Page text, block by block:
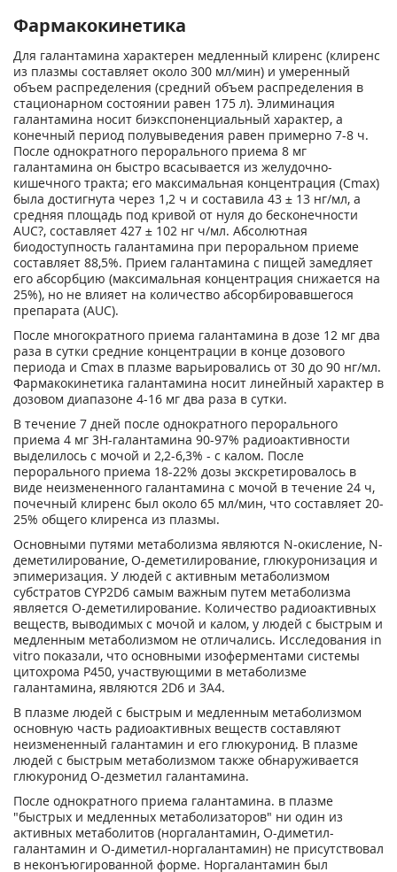
Фармакокинетика
Для галантамина характерен медленный клиренс (клиренс
из плазмы составляет около 300 мл/мин) и умеренный
объем распределения (средний объем распределения в
стационарном состоянии равен 175 л). Элиминация
галантамина носит биэкспоненциальный характер, а
конечный период полувыведения равен примерно 7-8 ч.
После однократного перорального приема 8 мг
галантамина он быстро всасывается из желудочно-
кишечного тракта; его максимальная концентрация (Сmах)
была достигнута через 1,2 ч и составила 43 ± 13 нг/мл, а
средняя площадь под кривой от нуля до бесконечности
AUC?, составляет 427 ± 102 нг ч/мл. Абсолютная
биодоступность галантамина при пероральном приеме
составляет 88,5%. Прием галантамина с пищей замедляет
его абсорбцию (максимальная концентрация снижается на
25%), но не влияет на количество абсорбировавшегося
препарата (AUC).
После многократного приема галантамина в дозе 12 мг два
раза в сутки средние концентрации в конце дозового
периода и Сmах в плазме варьировались от 30 до 90 нг/мл.
Фармакокинетика галантамина носит линейный характер в
дозовом диапазоне 4-16 мг два раза в сутки.
В течение 7 дней после однократного перорального
приема 4 мг 3Н-галантамина 90-97% радиоактивности
выделилось с мочой и 2,2-6,3% - с калом. После
перорального приема 18-22% дозы экскретировалось в
виде неизмененного галантамина с мочой в течение 24 ч,
почечный клиренс был около 65 мл/мин, что составляет 20-
25% общего клиренса из плазмы.
Основными путями метаболизма являются N-окисление, N-
деметилирование, О-деметилирование, глюкуронизация и
эпимеризация. У людей с активным метаболизмом
субстратов CYP2D6 самым важным путем метаболизма
является О-деметилирование. Количество радиоактивных
веществ, выводимых с мочой и калом, у людей с быстрым и
медленным метаболизмом не отличались. Исследования in
vitro показали, что основными изоферментами системы
цитохрома Р450, участвующими в метаболизме
галантамина, являются 2D6 и 3А4.
В плазме людей с быстрым и медленным метаболизмом
основную часть радиоактивных веществ составляют
неизмененный галантамин и его глюкуронид. В плазме
людей с быстрым метаболизмом также обнаруживается
глюкуронид О-дезметил галантамина.
После однократного приема галантамина. в плазме
"быстрых и медленных метаболизаторов" ни один из
активных метаболитов (норгалантамин, О-диметил-
галантамин и О-диметил-норгалантамин) не присутствовал
в неконъюгированной форме. Норгалантамин был